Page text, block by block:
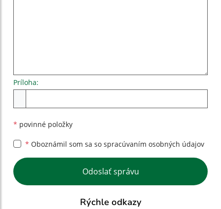
Príloha:
* povinné položky
* Oboznámil som sa so spracúvaním osobných údajov
Google reCaptcha Response
Odoslať správu
Rýchle odkazy